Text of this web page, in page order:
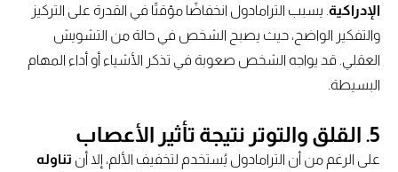
الإدراكية. يسبب الترامادول انخفاضًا مؤقتًا في القدرة على التركيز
والتفكير الواضح، حيث يصبح الشخص في حالة من التشويش
العقلي. قد يواجه الشخص صعوبة في تذكر الأشياء أو أداء المهام
البسيطة.
5. القلق والتوتر نتيجة تأثير الأعصاب
على الرغم من أن الترامادول يُستخدم لتخفيف الألم، إلا أنتناوله